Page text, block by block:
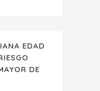
EDAD
DE